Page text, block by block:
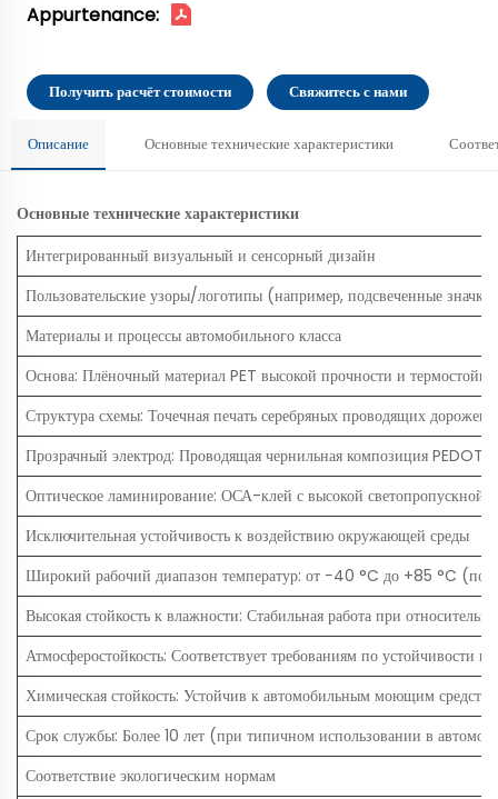
Appurtenance:
Получить расчёт стоимости Свяжитесь с нами
Описание Основные технические характеристики
Основные технические характеристики
Интегрированный визуальный и сенсорный дизайн
Пользовательские узоры/логотипы (например, подсвеченные
Материалы и процессы автомобильного класса
Основа: Плёночный материал PET высокой прочности и
Структура схемы: Точечная печать серебряных проводящих
Прозрачный электрод: Проводящая чернильная композиция
Оптическое ламинирование: ОСА-клей с высокой
Исключительная устойчивость к воздействию окружающей среды
Широкий рабочий диапазон температур: от −40 °C до +85 °C (по
Высокая стойкость к влажности: Стабильная работа при
Атмосферостойкость: Соответствует требованиям по
Химическая стойкость: Устойчив к автомобильным моющим
Срок службы: Более 10 лет (при типичном использовании в
Соответствие экологическим нормам